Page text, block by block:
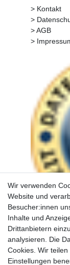
> Kontakt
>
> AGB
>
Wir verwenden
Website und
Besucher:innen
Inhalte und
Drittanbietern
analysieren. Die
Cookies. Wir
Einstellungen